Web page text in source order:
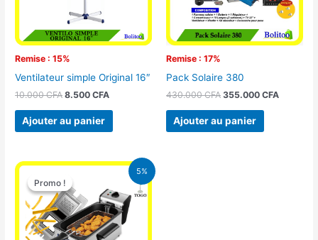
Remise : 15%
Ventilateur simple Original 16″
10.000CFA 8.500CFA
Ajouter au panier
Remise : 17%
Pack Solaire 380
430.000CFA 355.000 CFA
Ajouter au panier
5%
Promo !
Promo !
Le
initial
était :
39.000 CFA.
Le
prix
actuel
est :
37.000 CFA.